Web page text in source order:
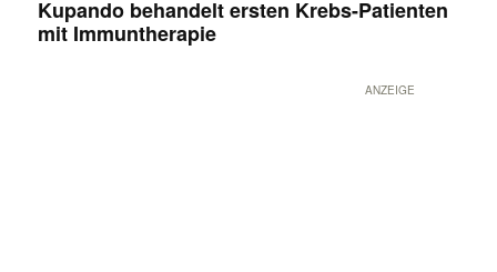
Kupando behandelt ersten Krebs-Patienten
mit Immuntherapie
ANZEIGE